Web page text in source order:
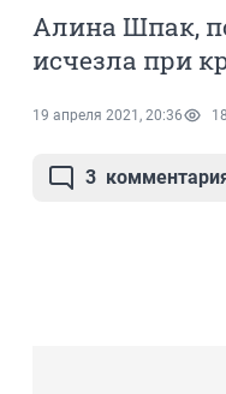
Алина Шпак,
исчезла при
19 апреля 2021, 20:36
3